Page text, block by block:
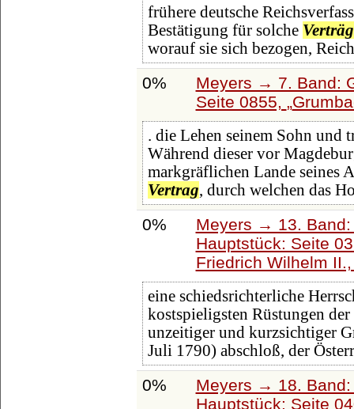
frühere deutsche
Bestätigung für solche
worauf sie sich bezogen,
0%
Meyers → 7. Band:
Seite 0855,
. die Lehen seinem Sohn und
Während dieser vor
markgräflichen Lande seines
Vertrag, durch welchen das
0%
Meyers → 13.
Hauptstück: Seite
Friedrich Wilhelm
eine schiedsrichterliche
kostspieligsten Rüstungen
unzeitiger und kurzsichtiger
Juli 1790) abschloß, der
0%
Meyers → 18.
Hauptstück: Seite